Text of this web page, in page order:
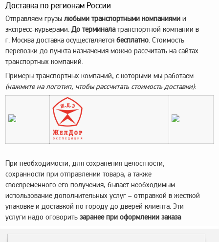
Счетчики и фильтры
ФЖУ
Метрологическое
оборудование
Рукава, шланги и
техпластина МБС
Соединительная
Устройства
автоцистерн и
Продукция НПП
СЕНСОР
Газоаналитическое
оборудование
Эксплуатационное
Доставка по регионам России
Отправляем грузы любыми транспортными компаниями и
экспресс-курьерами. До терминалатранспортной компании в
г. Москва доставка осуществляется бесплатно. Стоимость
перевозки до пункта назначения можно рассчитать на сайтах
транспортных компаний.
Примеры транспортных компаний, с которыми мы работаем:
(нажмите на логотип, чтобы рассчитать стоимость доставки):
При необходимости, для сохранения целостности,
сохранности при отправлении товара, а также
своевременного его получения, бывает необходимым
использование дополнительных услуг – отправкой в жесткой
упаковке и доставкой по городу до дверей клиента. Эти
услуги надо оговорить заранее при оформлении заказа